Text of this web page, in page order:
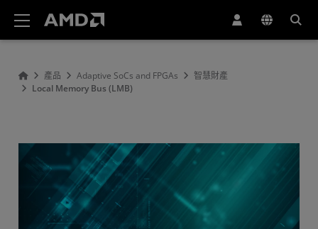
產品 Adaptive SoCs and FPGAs
智慧財產
Local Memory Bus (LMB)